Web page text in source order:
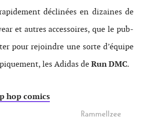
déclinées en dizaines de
et autres acces­soires, que le pub­
pour rejoin­dre une sorte d’équipe
les Adi­das deRun DMC.
Rammellzee